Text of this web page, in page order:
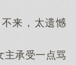
来，太遗憾
承受一点骂